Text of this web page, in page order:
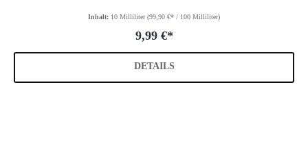
Inhalt: 10 Milliliter(99,90 €* / 100 Milliliter)
9,99 €*
DETAILS